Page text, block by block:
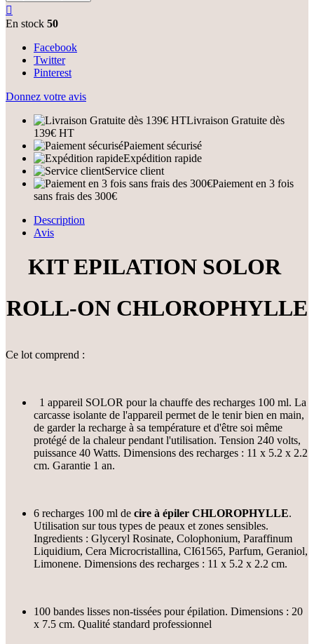

En stock 50
Facebook
Twitter
Pinterest
Donnez votre avis
Livraison Gratuite dès
139€ HT
Paiement sécurisé
Expédition rapide
Service client
Paiement en 3 fois
sans frais des 300€
Description
Avis
KIT EPILATION SOLOR
ROLL-ON CHLOROPHYLLE
Ce lot comprend :
1 appareil SOLOR pour la chauffe des recharges 100 ml. La
carcasse isolante de l'appareil permet de le tenir bien en main,
de garder la recharge à sa température et d'être soi même
protégé de la chaleur pendant l'utilisation. Tension 240 volts,
puissance 40 Watts. Dimensions des recharges : 11 x 5.2 x 2.2
cm. Garantie 1 an.
6 recharges 100 ml de cire à épiler CHLOROPHYLLE.
Utilisation sur tous types de peaux et zones sensibles.
Ingredients : Glyceryl Rosinate, Colophonium, Paraffinum
Liquidium, Cera Microcristallina, CI61565, Parfum, Geraniol,
Limonene. Dimensions des recharges : 11 x 5.2 x 2.2 cm.
100 bandes lisses non-tissées pour épilation. Dimensions : 20
x 7.5 cm. Qualité standard professionnel